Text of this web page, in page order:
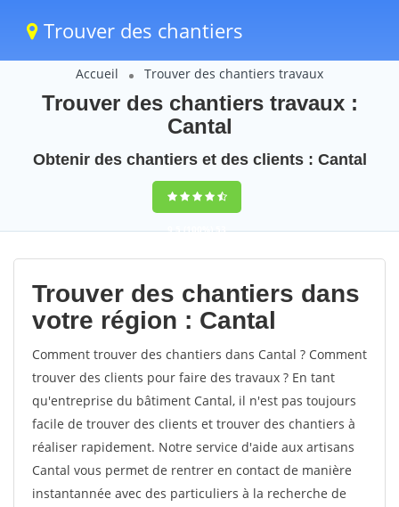
Trouver des chantiers
Accueil Trouver des chantiers travaux
Trouver des chantiers travaux :
Cantal
Obtenir des chantiers et des clients : Cantal
9,5(100%)53
votes
Trouver des chantiers dans
votre région : Cantal
Comment trouver des chantiers dans Cantal ? Comment
trouver des clients pour faire des travaux ? En tant
qu'entreprise du bâtiment Cantal, il n'est pas toujours
facile de trouver des clients et trouver des chantiers à
réaliser rapidement. Notre service d'aide aux artisans
Cantal vous permet de rentrer en contact de manière
instantannée avec des particuliers à la recherche de